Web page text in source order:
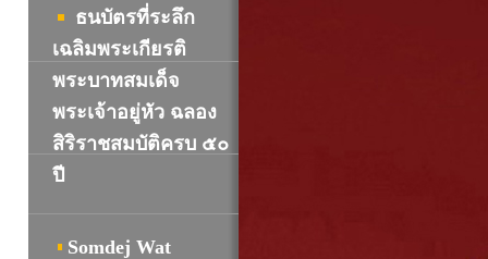
ธนบัตรที่ระลึก
เฉลิมพระเกียรติ
พระบาทสมเด็จ
พระเจ้าอยู่หัว ฉลอง
สิริราชสมบัติครบ ๕๐
ปี
Somdej Wat